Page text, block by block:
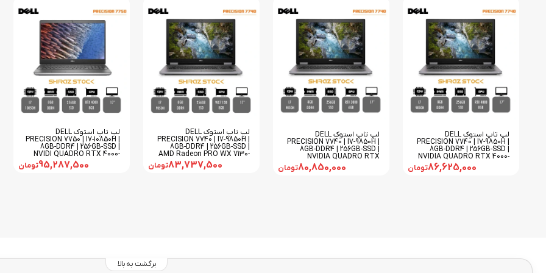
لپ تاپ استوک DELL
PRECISION 7740 | I7-9850H |
8GB-DDR4 | 256GB-SSD |
NVIDIA QUADRO RTX 4000-
86,625,000تومان
لپ تاپ استوک DELL
PRECISION 7740 | I7-9850H |
8GB-DDR4 | 256GB-SSD |
NVIDIA QUADRO RTX
3000-۶GB | 1780,850,000تومان
لپ تاپ استوک DELL
PRECISION 7740 | I7-9850H |
8GB-DDR4 | 256GB-SSD |
AMD Radeon PRO WX 7130-
83,737,500تومان
لپ تاپ استوک DELL
PRECISION 7750 | I7-10850H |
8GB-DDR4 | 256GB-SSD |
NVIDI QUADRO RTX 4000-
95,287,500تومان
برگشت به بالا